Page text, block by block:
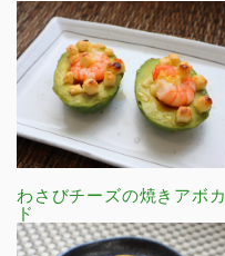
わさびチーズの焼きアボカ
ド